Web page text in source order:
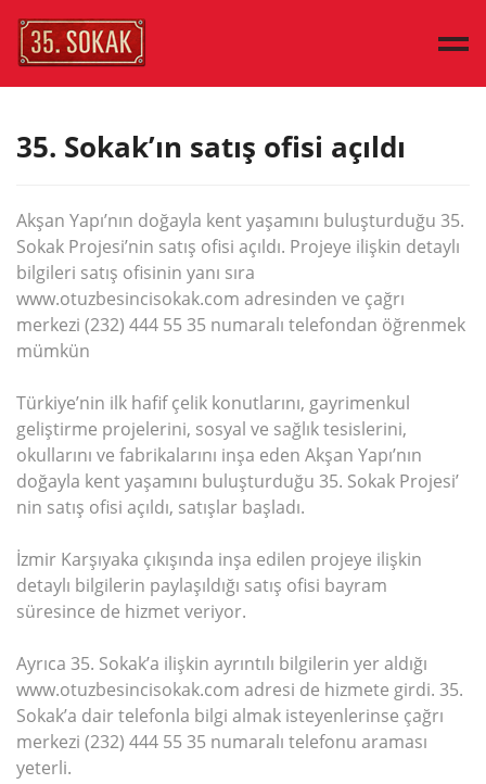
ÖRNEK EVLER
KEŞFEDİN
BASIN
İLETİŞİM
ENGLISH
35. Sokak’ın satış ofisi açıldı
Akşan Yapı’nın doğayla kent yaşamını buluşturduğu 35.
Sokak Projesi’nin satış ofisi açıldı. Projeye ilişkin detaylı
bilgileri satış ofisinin yanı sıra
www.otuzbesincisokak.com adresinden ve çağrı
merkezi (232) 444 55 35 numaralı telefondan öğrenmek
mümkün
Türkiye’nin ilk hafif çelik konutlarını, gayrimenkul
geliştirme projelerini, sosyal ve sağlık tesislerini,
okullarını ve fabrikalarını inşa eden Akşan Yapı’nın
doğayla kent yaşamını buluşturduğu 35. Sokak Projesi’
nin satış ofisi açıldı, satışlar başladı.
İzmir Karşıyaka çıkışında inşa edilen projeye ilişkin
detaylı bilgilerin paylaşıldığı satış ofisi bayram
süresince de hizmet veriyor.
Ayrıca 35. Sokak’a ilişkin ayrıntılı bilgilerin yer aldığı
www.otuzbesincisokak.com adresi de hizmete girdi. 35.
Sokak’a dair telefonla bilgi almak isteyenlerinse çağrı
merkezi (232) 444 55 35 numaralı telefonu araması
yeterli.